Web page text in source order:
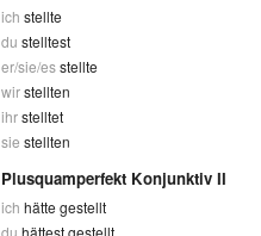
ich stellte
du stelltest
er/sie/esstellte
wirstellten
ihrstelltet
sie stellten
Plusquamperfekt Konjunktiv II
ich hätte gestellt